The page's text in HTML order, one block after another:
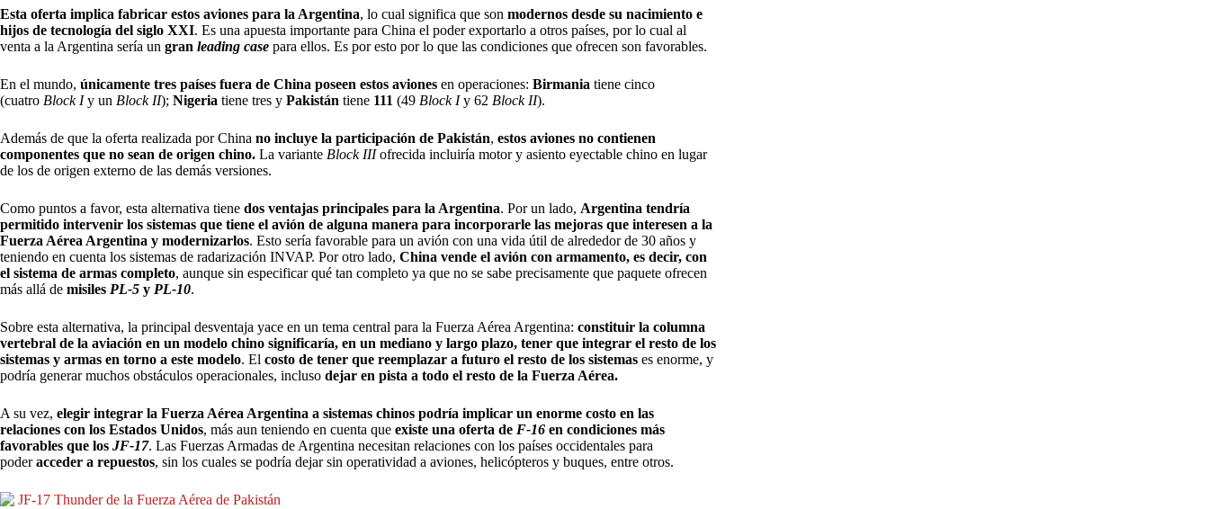
Esta oferta implica fabricar estos aviones para la Argentina, lo cual significa que son modernos desde su nacimiento e
hijos de tecnología del siglo XXI. Es una apuesta importante para China el poder exportarlo a otros países, por lo cual al
venta a la Argentina sería un gran leading case para ellos. Es por esto por lo que las condiciones que ofrecen son favorables.
En el mundo, únicamente tres países fuera de China poseen estos aviones en operaciones: Birmania tiene cinco
(cuatro Block Iy un Block II); Nigeria tiene tres y Pakistán tiene 111 (49 Block Iy 62 Block II).
Además de que la oferta realizada por China no incluye la participación de Pakistán, estos aviones no contienen
componentes que no sean de origen chino. La variante Block IIIofrecida incluiría motor y asiento eyectable chino en lugar
de los de origen externo de las demás versiones.
Como puntos a favor, esta alternativa tiene dos ventajas principales para la Argentina. Por un lado, Argentina tendría
permitido intervenir los sistemas que tiene el avión de alguna manera para incorporarle las mejoras que interesen a la
Fuerza Aérea Argentina y modernizarlos. Esto sería favorable para un avión con una vida útil de alrededor de 30 años y
teniendo en cuenta los sistemas de radarización INVAP. Por otro lado, China vende el avión con armamento, es decir, con
el sistema de armas completo, aunque sin especificar qué tan completo ya que no se sabe precisamente que paquete ofrecen
más allá de misiles PL-5 y PL-10.
Sobre esta alternativa, la principal desventaja yace en un tema central para la Fuerza Aérea Argentina: constituir la columna
vertebral de la aviación en un modelo chino significaría, en un mediano y largo plazo, tener que integrar el resto de los
sistemas y armas en torno a este modelo. El costo de tener que reemplazar a futuro el resto de los sistemas es enorme, y
podría generar muchos obstáculos operacionales, incluso dejar en pista a todo el resto de la Fuerza Aérea.
A su vez, elegir integrar la Fuerza Aérea Argentina a sistemas chinos podría implicar un enorme costo en las
relaciones con los Estados Unidos, más aun teniendo en cuenta que existe una oferta de F-16 en condiciones más
favorables que los JF-17. Las Fuerzas Armadas de Argentina necesitan relaciones con los países occidentales para
poderacceder a repuestos, sin los cuales se podría dejar sin operatividad a aviones, helicópteros y buques, entre otros.